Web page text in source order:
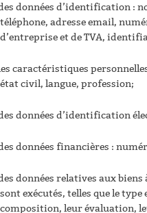
données d’identification :
téléphone, adresse email,
d’entreprise et de TVA,
caractéristiques
état civil, langue, profession;
données d’identification
données financières :
données relatives aux biens
sont exécutés, telles que le
composition, leur évaluation,